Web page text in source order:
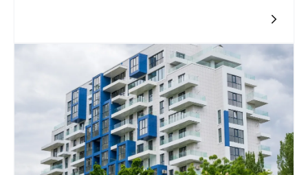
szereg korzyści, które mogą znacząco wpłynąć na
efektywność zarządzania zasobami. Zarządcy, którzy mają
bogate doświadczenie w tej dziedzinie, potrafią dostosować
strategie do zmieniających się warunków rynkowych oraz
zminimalizować ryzyko finansowe związane z prowadzeniem
działalności.